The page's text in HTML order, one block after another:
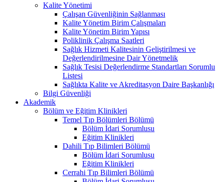
Kalite Yönetimi
Çalışan Güvenliğinin Sağlanması
Kalite Yönetim Birim Çalışmaları
Kalite Yönetim Birim Yapısı
Poliklinik Çalışma Saatleri
Sağlık Hizmeti Kalitesinin Geliştirilmesi ve
Değerlendirilmesine Dair Yönetmelik
Sağlık Tesisi Değerlendirme Standartları Sorumlu
Listesi
Sağlıkta Kalite ve Akreditasyon Daire Başkanlığı
Bilgi Güvenliği
Akademik
Bölüm ve Eğitim Klinikleri
Temel Tıp Bölümleri Bölümü
Bölüm İdari Sorumlusu
Eğitim Klinikleri
Dahili Tıp Bilimleri Bölümü
Bölüm İdari Sorumlusu
Eğitim Klinikleri
Cerrahi Tıp Bilimleri Bölümü